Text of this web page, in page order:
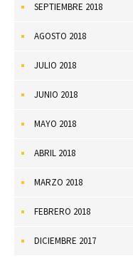
SEPTIEMBRE 2018
AGOSTO 2018
JULIO 2018
JUNIO 2018
MAYO 2018
ABRIL 2018
MARZO 2018
FEBRERO 2018
DICIEMBRE 2017